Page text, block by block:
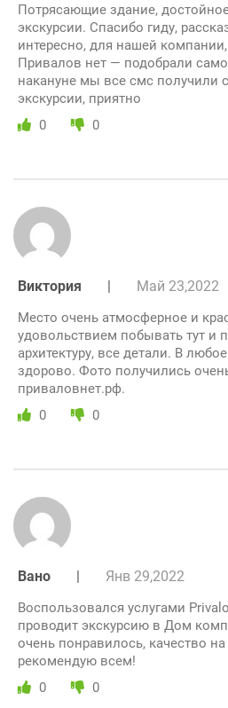
Потрясающие здание,
экскурсии. Спасибо гиду,
интересно, для нашей
Привалов нет — подобрали
накануне мы все смс получили
экскурсии, приятно
0
0
Виктория | Май 23,2022
Место очень атмосферное и
удовольствием побывать тут и
архитектуру, все детали. В
здорово. Фото получились
приваловнет.рф.
0
0
Вано | Янв 29,2022
Воспользовался услугами
проводит экскурсию в Дом
очень понравилось, качество
рекомендую всем!
0
0